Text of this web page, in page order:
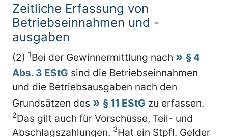
Zeitliche Erfassung von
Betriebseinnahmen und -
ausgaben
(2) 1Bei der Gewinnermittlung nach
§ 4
Abs. 3 EStG sind die Betriebseinnahmen
und die Betriebsausgaben nach den
Grundsätzen des
§ 11 EStG zu erfassen.
2Das gilt auch für Vorschüsse, Teil- und
Abschlagszahlungen. 3Hat ein Stpfl. Gelder